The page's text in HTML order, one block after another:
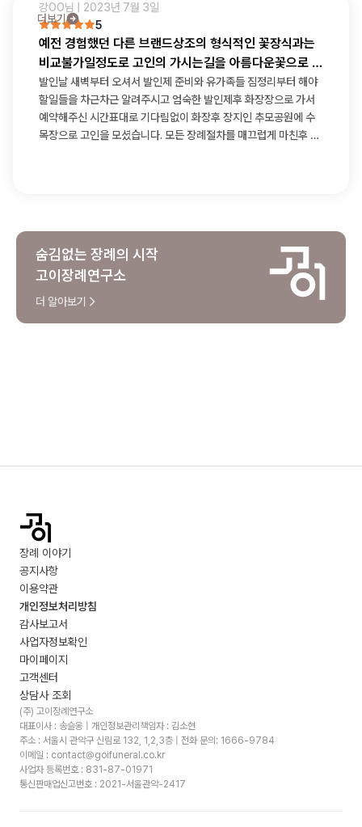
더보기
강OO님 | 2023년 7월 3일
5
예전 경험했던 다른 브랜드상조의 형식적인 꽃장식과는
비교불가일정도로 고인의 가시는길을 아름다운꽃으로 가
득채워주셨습니다
발인날 새벽부터 오셔서 발인제 준비와 유가족들 짐정리부터 해야
할일들을 차근차근 알려주시고 엄숙한 발인제후 화장장으로 가서
예약해주신 시간표대로 기다림없이 화장후 장지인 추모공원에 수
목장으로 고인을 모셨습니다. 모든 장례절차를 매끄럽게 마친후 다
숨김없는 장례의 시작
고이장례연구소
더 알아보기
장례 이야기
공지사항
이용약관
개인정보처리방침
감사보고서
사업자정보확인
마이페이지
고객센터
상담사 조회
(주) 고이장례연구소
대표이사 : 송슬옹 | 개인정보관리책임자 : 김소현
주소 : 서울시 관악구 신림로 132, 1,2,3층 | 전화 문의: 1666-9784
이메일 : contact@goifuneral.co.kr
사업자 등록번호 : 831-87-01971
통신판매업신고번호 : 2021-서울관악-2417